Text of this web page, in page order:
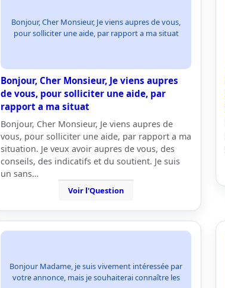
Bonjour, Cher Monsieur, Je viens aupres de vous,
pour solliciter une aide, par rapport a ma situat
Bonjour, Cher Monsieur, Je viens aupres
de vous, pour solliciter une aide, par
rapport a ma situat
Bonjour, Cher Monsieur, Je viens aupres de
vous, pour solliciter une aide, par rapport a ma
situation. Je veux avoir aupres de vous, des
conseils, des indicatifs et du soutient. Je suis
un sans…
Voir l'Question
Bonjour Madame, je suis vivement intéressée par
votre annonce, mais je souhaiterai connaître les